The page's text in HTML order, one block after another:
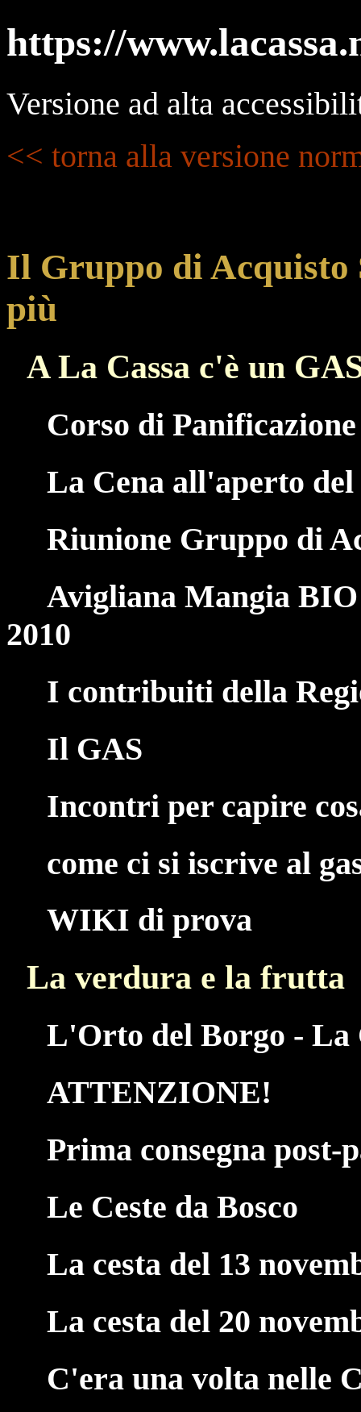
https://
Versione ad alta
<< torna alla versione
Il Gruppo di Acquisto
più
A La Cassa c'è un
Corso di Panificazione
La Cena all'aperto
Riunione Gruppo di
Avigliana Mangia BIO
2010
I contribuiti della
Il GAS
Incontri per capire
come ci si iscrive al
WIKI di prova
La verdura e la frutta
L'Orto del Borgo - La
ATTENZIONE!
Prima consegna post-
Le Ceste da Bosco
La cesta del 13
La cesta del 20
C'era una volta nelle